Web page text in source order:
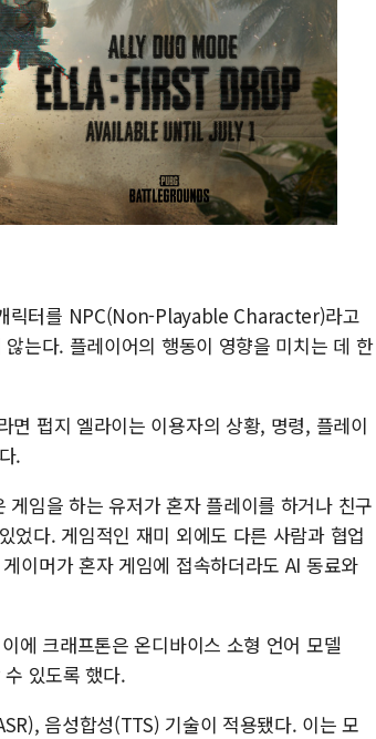
릭터를 NPC(Non-Playable Character)라고
는다. 플레이어의 행동이 영향을 미치는 데 한
면 펍지 엘라이는 이용자의 상황, 명령, 플레이
.
임을 하는 유저가 혼자 플레이를 하거나 친구
었다. 게임적인 재미 외에도 다른 사람과 협업
이머가 혼자 게임에 접속하더라도 AI 동료와
에 크래프톤은 온디바이스 소형 언어 모델
있도록 했다.
음성합성(TTS) 기술이 적용됐다. 이는 모